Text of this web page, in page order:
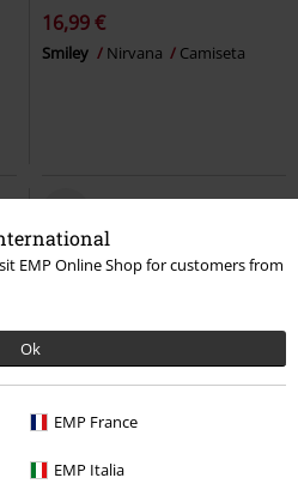
EMP Online Shop for customers from
Ok
EMP France
EMP Italia
16,99 €
Smiley Nirvana Camiseta
%
22,94 €